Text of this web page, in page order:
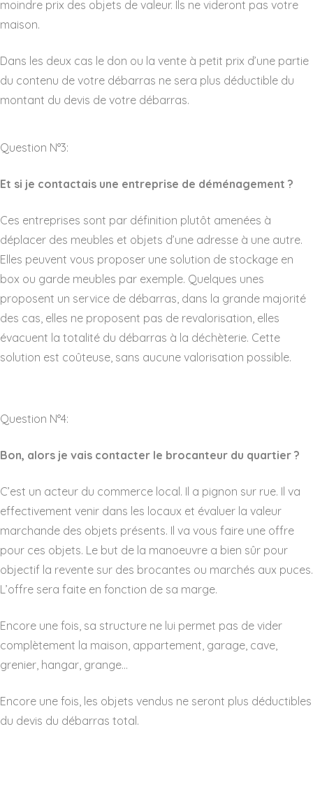
moindre prix des objets de valeur. Ils ne videront pas votre
maison.
Dans les deux cas le don ou la vente à petit prix d’une partie
du contenu de votre débarras ne sera plus déductible du
montant du devis de votre débarras.
Question N°3:
Et si je contactais une entreprise de déménagement ?
Ces entreprises sont par définition plutôt amenées à
déplacer des meubles et objets d’une adresse à une autre.
Elles peuvent vous proposer une solution de stockage en
box ou garde meubles par exemple. Quelques unes
proposent un service de débarras, dans la grande majorité
des cas, elles ne proposent pas de revalorisation, elles
évacuent la totalité du débarras à la déchèterie. Cette
solution est coûteuse, sans aucune valorisation possible.
Question N°4:
Bon, alors je vais contacter le brocanteur du quartier ?
C’est un acteur du commerce local. Il a pignon sur rue. Il va
effectivement venir dans les locaux et évaluer la valeur
marchande des objets présents. Il va vous faire une offre
pour ces objets. Le but de la manoeuvre a bien sûr pour
objectif la revente sur des brocantes ou marchés aux puces.
L’offre sera faite en fonction de sa marge.
Encore une fois, sa structure ne lui permet pas de vider
complètement la maison, appartement, garage, cave,
grenier, hangar, grange…
Encore une fois, les objets vendus ne seront plus déductibles
du devis du débarras total.